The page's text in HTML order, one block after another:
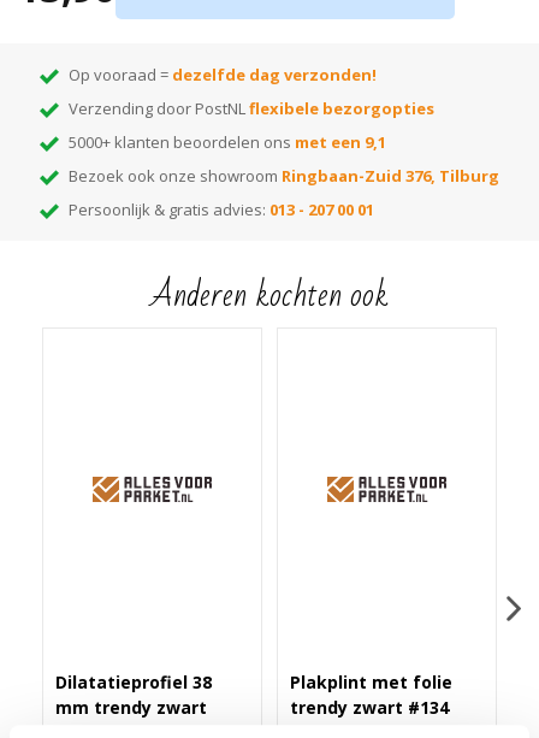
Montage d.m.v. verlijmen met
Hiermee kun je thuis de beste kleur kiezen! Elke kleur op de waaier heeft
een nummer dat correspondeert met het nummer van de kleur. Voer het
gewenste kleurnummer in de zoekbalk van onze webshop en je vindt alle
bijpassende items die in die kleur leverbaar zijn!
Op vooraad = dezelfde dag verzonden!
Verzending door PostNLflexibele bezorgopties
5000+ klanten beoordelen ons met een 9,1
Bezoek ook onze showroom Ringbaan-Zuid 376, Tilburg
Persoonlijk & gratis advies: 013 - 207 00 01
Anderen kochten ook
Dilatatieprofiel 38
mm trendy zwart
Plakplint met folie
trendy zwart #134